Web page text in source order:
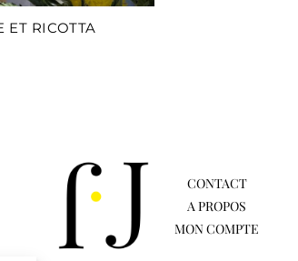
ET RICOTTA
CONTACT
A PROPOS
MON COMPTE